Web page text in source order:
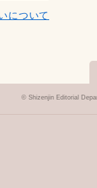
について
© Shizenjin Editorial